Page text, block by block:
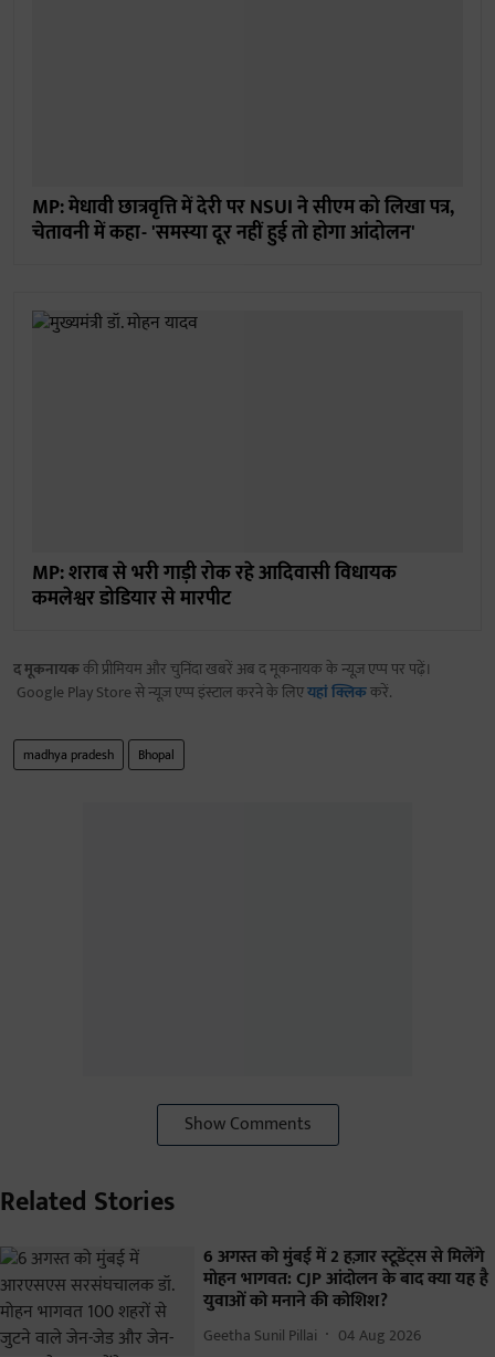
MP: मेधावी छात्रवृत्ति में देरी पर NSUI ने सीएम को लिखा पत्र,
चेतावनी में कहा- 'समस्या दूर नहीं हुई तो होगा आंदोलन'
MP: शराब से भरी गाड़ी रोक रहे आदिवासी विधायक
कमलेश्वर डोडियार से मारपीट
द मूकनायककी प्रीमियम और चुनिंदा खबरें अब द मूकनायक के न्यूज़ एप्प पर पढ़ें।
Google Play Store से न्यूज़ एप्प इंस्टाल करने के लिएयहां क्लिककरें.
madhya pradesh Bhopal
Show Comments
Related Stories
6 अगस्त को मुंबई में 2 हज़ार स्टूडेंट्स से मिलेंगे
मोहन भागवत: CJP आंदोलन के बाद क्या यह है
युवाओं को मनाने की कोशिश?
Geetha Sunil Pillai 04 Aug 2026